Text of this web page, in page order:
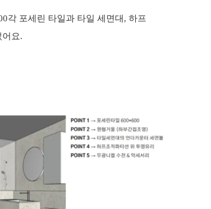
각 포세린 타일과 타일 세면대, 하프
어요.